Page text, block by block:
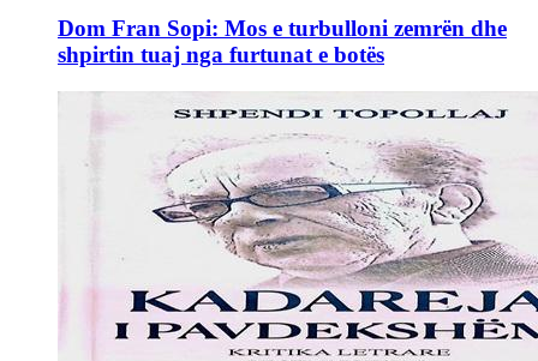
Dom Fran Sopi: Mos e turbulloni zemrën dhe
shpirtin tuaj nga furtunat e botës